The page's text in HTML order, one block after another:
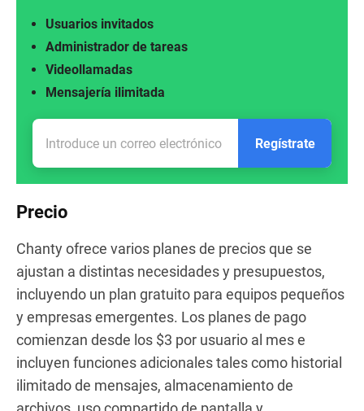
Mensajería ilimitada
Videollamadas
Administrador de tareas
Usuarios invitados
Regístrate
Precio
Chanty ofrece varios planes de precios que se
ajustan a distintas necesidades y presupuestos,
incluyendo un plan gratuito para equipos pequeños
y empresas emergentes. Los planes de pago
comienzan desde los $3 por usuario al mes e
incluyen funciones adicionales tales como historial
ilimitado de mensajes, almacenamiento de